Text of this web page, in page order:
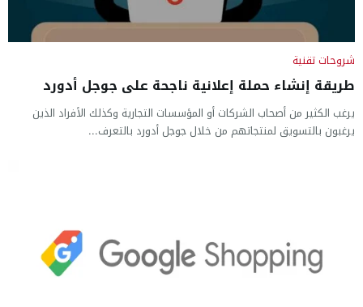
شروحات تقنية
طريقة إنشاء حملة إعلانية ناجحة على جوجل أدورد
يرغب الكثير من أصحاب الشركات أو المؤسسات التجارية وكذلك الأفراد الذين
يرغبون بالتسويق لمنتجاتهم من خلال جوجل أدورد بالتعرف...